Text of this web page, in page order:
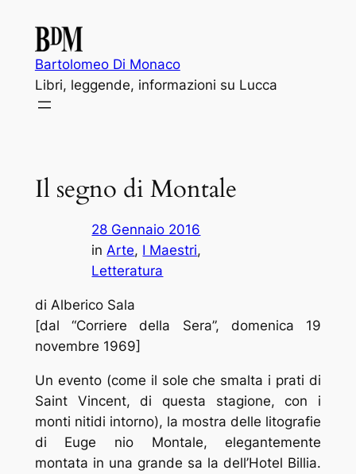
contenuto
Bartolomeo Di Monaco
Libri, leggende, informazioni su Lucca
Il segno di Montale
28 Gennaio 2016
inArte, I Maestri
Letteratura
di Alberico Sala
[dal “Corriere della Sera”, domenica 19
novembre 1969]
Un evento (come il sole che smalta i prati di
Saint Vincent, di questa stagione, con i
monti nitidi intorno), la mostra delle litografie
di Euge ­nio Montale, elegantemente
montata in una grande sa ­la dell’Hotel Billia.